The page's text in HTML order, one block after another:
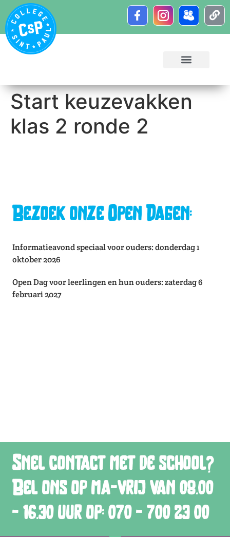
Start keuzevakken
klas 2 ronde 2
Bezoek onze Open Dagen:
Informatieavond speciaal voor ouders: donderdag 1
oktober 2026
Open Dag voor leerlingen en hun ouders: zaterdag 6
februari 2027
Snel contact met de school?
Bel ons op ma-vrij van 08.00
- 16.30 uur op: 070 - 700 23 00